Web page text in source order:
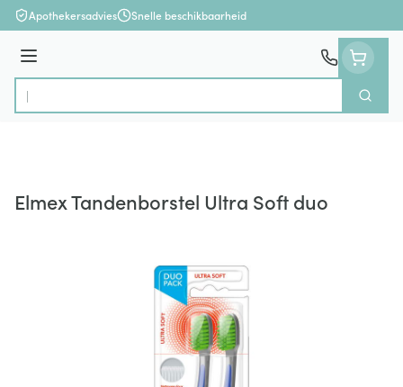
Ga naar de inhoud
Apothekersadvies Snelle beschikbaarheid
Menu
Product, merk, categorie...
Zoek
Elmex Tandenborstel Ultra Soft duo